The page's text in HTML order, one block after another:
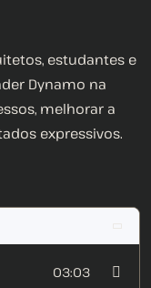
estudantes e
Dynamo na
melhorar a
expressivos.
03:03